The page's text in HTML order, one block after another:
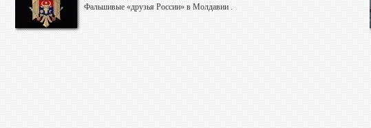
Фальшивые «друзья России» в Молдавии .